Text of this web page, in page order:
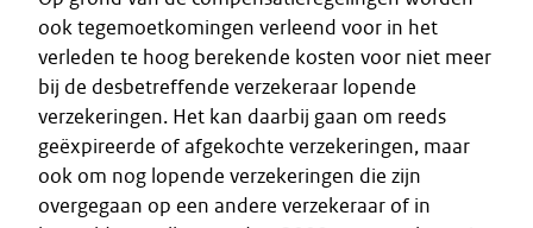
ook tegemoetkomingen verleend voor in het
verleden te hoog berekende kosten voor niet meer
bij de desbetreffende verzekeraar lopende
verzekeringen. Het kan daarbij gaan om reeds
geëxpireerde of afgekochte verzekeringen, maar
ook om nog lopende verzekeringen die zijn
overgegaan op een andere verzekeraar of in